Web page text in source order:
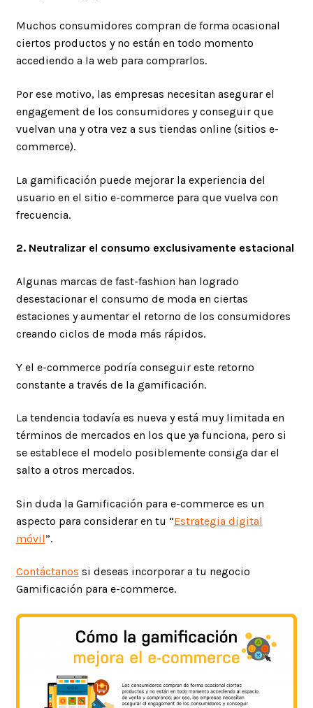
Muchos consumidores compran de forma ocasional
ciertos productos y no están en todo momento
accediendo a la web para comprarlos.
Por ese motivo, las empresas necesitan asegurar el
engagement de los consumidores y conseguir que
vuelvan una y otra vez a sus tiendas online (sitios e-
commerce).
La gamificación puede mejorar la experiencia del
usuario en el sitio e-commerce para que vuelva con
frecuencia.
2. Neutralizar el consumo exclusivamente estacional
Algunas marcas de fast-fashion han logrado
desestacionar el consumo de moda en ciertas
estaciones y aumentar el retorno de los consumidores
creando ciclos de moda más rápidos.
Y el e-commerce podría conseguir este retorno
constante a través de la gamificación.
La tendencia todavía es nueva y está muy limitada en
términos de mercados en los que ya funciona, pero si
se establece el modelo posiblemente consiga dar el
salto a otros mercados.
Sin duda la Gamificación para e-commerce es un
aspecto para considerar en tu “Estrategia digital
móvil”.
Contáctanos si deseas incorporar a tu negocio
Gamificación para e-commerce.